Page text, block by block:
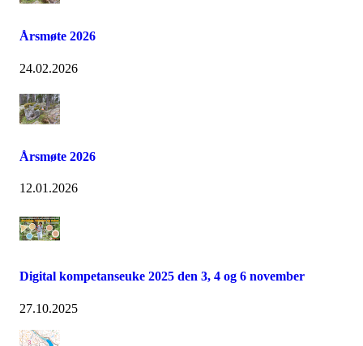
Årsmøte 2026
24.02.2026
Årsmøte 2026
12.01.2026
Digital kompetanseuke 2025 den 3, 4 og 6 november
27.10.2025